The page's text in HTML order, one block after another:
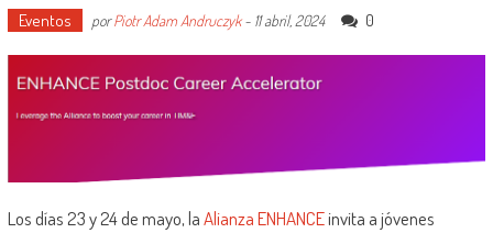
Eventos porPiotr Adam Andruczyk- 11 abril, 2024 0
Los días 23 y 24 de mayo, laAlianza ENHANCEinvita a jóvenes